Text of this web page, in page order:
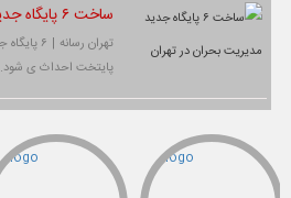
ساخت ۶ پایگاه جدید مدیریت بحران در تهران
پایتخت احداث ی شود.